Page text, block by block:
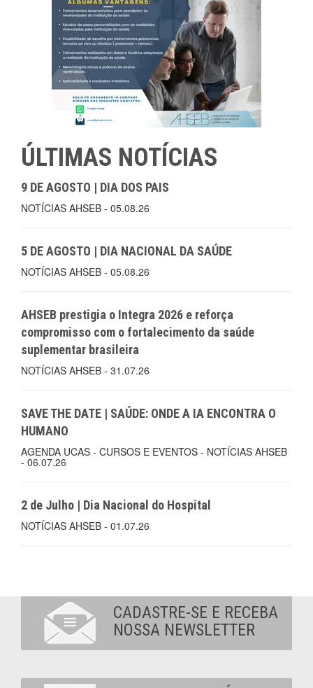
ÚLTIMAS NOTÍCIAS
9 DE AGOSTO | DIA DOS PAIS
NOTÍCIAS AHSEB - 05.08.26
5 DE AGOSTO | DIA NACIONAL DA SAÚDE
NOTÍCIAS AHSEB - 05.08.26
AHSEB prestigia o Integra 2026 e reforça
compromisso com o fortalecimento da saúde
suplementar brasileira
NOTÍCIAS AHSEB - 31.07.26
SAVE THE DATE | SAÚDE: ONDE A IA ENCONTRA O
HUMANO
AGENDA UCAS - CURSOS E EVENTOS - NOTÍCIAS AHSEB
- 06.07.26
2 de Julho | Dia Nacional do Hospital
NOTÍCIAS AHSEB - 01.07.26
CADASTRE-SE E RECEBA
NOSSA NEWSLETTER